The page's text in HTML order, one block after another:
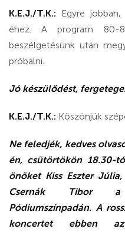
K.E.J./T.K.: Egyre
éhez. A program 80-
beszélgetésünk után
próbálni.
Jó készülődést,
K.E.J./T.K.: Köszönjük
Ne feledjék, kedves
én, csütörtökön 18.30-
önöket Kiss Eszter
Csernák Tibor a
Pódiumszínpadán. A
koncertet ebben